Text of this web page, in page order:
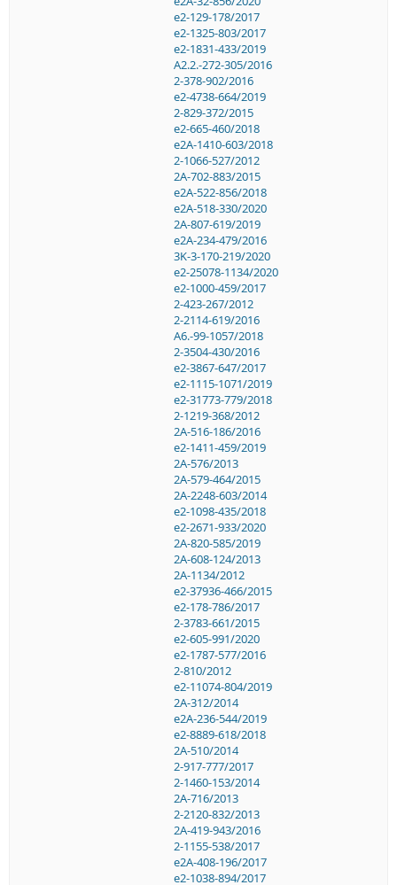
e2-129-178/2017
e2-1325-803/2017
e2-1831-433/2019
A2.2.-272-305/2016
2-378-902/2016
e2-4738-664/2019
2-829-372/2015
e2-665-460/2018
e2A-1410-603/2018
2-1066-527/2012
2A-702-883/2015
e2A-522-856/2018
e2A-518-330/2020
2A-807-619/2019
e2A-234-479/2016
3K-3-170-219/2020
e2-25078-1134/2020
e2-1000-459/2017
2-423-267/2012
2-2114-619/2016
A6.-99-1057/2018
2-3504-430/2016
e2-3867-647/2017
e2-1115-1071/2019
e2-31773-779/2018
2-1219-368/2012
2A-516-186/2016
e2-1411-459/2019
2A-576/2013
2A-579-464/2015
2A-2248-603/2014
e2-1098-435/2018
e2-2671-933/2020
2A-820-585/2019
2A-608-124/2013
2A-1134/2012
e2-37936-466/2015
e2-178-786/2017
2-3783-661/2015
e2-605-991/2020
e2-1787-577/2016
2-810/2012
e2-11074-804/2019
2A-312/2014
e2A-236-544/2019
e2-8889-618/2018
2A-510/2014
2-917-777/2017
2-1460-153/2014
2A-716/2013
2-2120-832/2013
2A-419-943/2016
2-1155-538/2017
e2A-408-196/2017
e2-1038-894/2017